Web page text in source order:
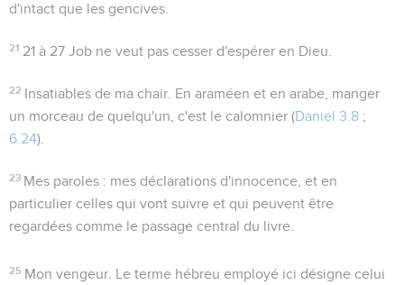
d'intact que les gencives.
21 21 à 27 Job ne veut pas cesser d'espérer en Dieu.
22 Insatiables de ma chair . En araméen et en arabe, manger
un morceau de quelqu'un, c'est le calomnier (Daniel 3.8 ;
6.24).
23 Mes paroles : mes déclarations d'innocence, et en
particulier celles qui vont suivre et qui peuvent être
regardées comme le passage central du livre.
25 Mon vengeur . Le terme hébreu employé ici désigne celui